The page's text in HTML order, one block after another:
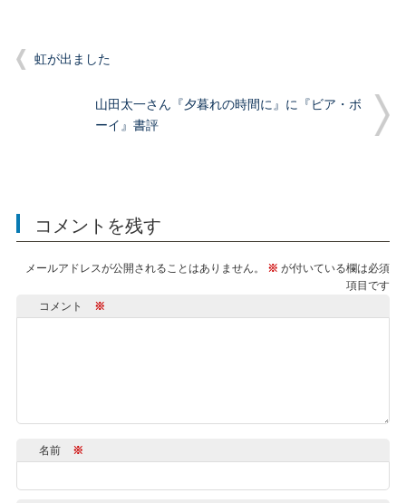
虹が出ました
山田太一さん『夕暮れの時間に』に『ビア・ボ
ーイ』書評
コメントを残す
メールアドレスが公開されることはありません。 ※ が付いている欄は必須
項目です
コメント ※
名前 ※